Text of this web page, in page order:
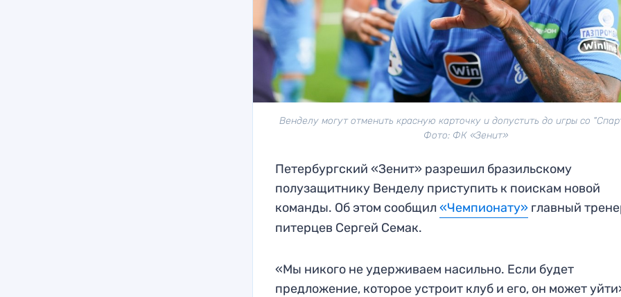
Венделу могут отменить красную карточку и допустить до игры со
Фото: ФК «Зенит»
Петербургский «Зенит» разрешил бразильскому
полузащитнику Венделу приступить к поискам новой
команды. Об этом сообщил«Чемпионату» главный
питерцев Сергей Семак.
«Мы никого не удерживаем насильно. Если будет
предложение, которое устроит клуб и его, он может